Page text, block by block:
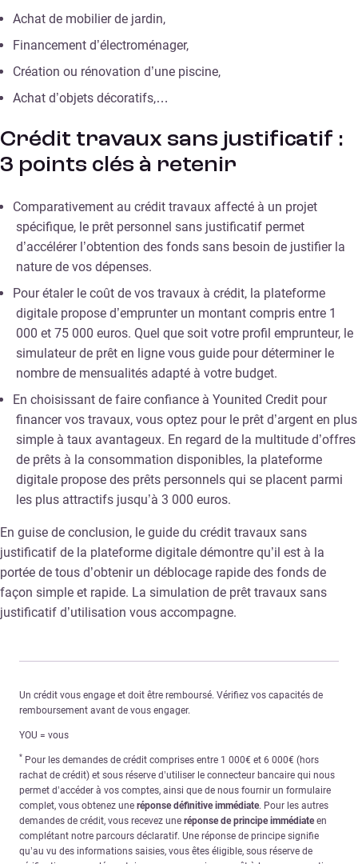
Achat de mobilier de jardin,
Financement d’électroménager,
Création ou rénovation d’une piscine,
Achat d’objets décoratifs,…
Crédit travaux sans justificatif :
3 points clés à retenir
Comparativement au crédit travaux affecté à un projet
spécifique, le prêt personnel sans justificatif permet
d’accélérer l’obtention des fonds sans besoin de justifier la
nature de vos dépenses.
Pour étaler le coût de vos travaux à crédit, la plateforme
digitale propose d’emprunter un montant compris entre 1
000 et 75 000 euros. Quel que soit votre profil emprunteur, le
simulateur de prêt en ligne vous guide pour déterminer le
nombre de mensualités adapté à votre budget.
En choisissant de faire confiance à Younited Credit pour
financer vos travaux, vous optez pour le prêt d’argent en plus
simple à taux avantageux. En regard de la multitude d’offres
de prêts à la consommation disponibles, la plateforme
digitale propose des prêts personnels qui se placent parmi
les plus attractifs jusqu’à 3 000 euros.
En guise de conclusion, le guide du crédit travaux sans
justificatif de la plateforme digitale démontre qu’il est à la
portée de tous d’obtenir un déblocage rapide des fonds de
façon simple et rapide. La simulation de prêt travaux sans
justificatif d’utilisation vous accompagne.
Un crédit vous engage et doit être remboursé. Vérifiez vos capacités de
remboursement avant de vous engager.
YOU = vous
* Pour les demandes de crédit comprises entre 1 000€ et 6 000€ (hors
rachat de crédit) et sous réserve d’utiliser le connecteur bancaire qui nous
permet d’accéder à vos comptes, ainsi que de nous fournir un formulaire
complet, vous obtenez une réponse définitive immédiate. Pour les autres
demandes de crédit, vous recevez une réponse de principe immédiateen
complétant notre parcours déclaratif. Une réponse de principe signifie
qu’au vu des informations saisies, vous êtes éligible, sous réserve de